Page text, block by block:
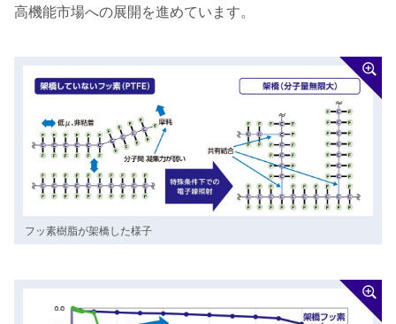
高機能市場への展開を進めています。
フッ素樹脂が架橋した様子